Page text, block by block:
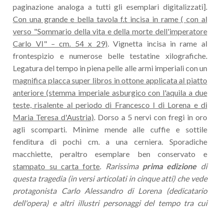
paginazione analoga a tutti gli esemplari digitalizzati].
Con una grande e bella tavola f.t incisa in rame ( con al
verso "Sommario della vita e della morte dell'imperatore
Carlo VI" – cm. 54 x 29). Vignetta incisa in rame al
frontespizio e numerose belle testatine xilografiche.
Legatura del tempo in piena pelle alle armi imperiali con un
magnifica placca super libros in ottone applicata al piatto
anteriore (stemma imperiale asburgico con l'aquila a due
teste, risalente al periodo di Francesco I di Lorena e di
Maria Teresa d'Austria). Dorso a 5 nervi con fregi in oro
agli scomparti. Minime mende alle cuffie e sottile
fenditura di pochi cm. a una cerniera. Sporadiche
macchiette, peraltro esemplare ben conservato e
stampato su carta forte. Rarissima prima edizionedi
questa tragedia (in versi articolati in cinque atti) che vede
protagonista Carlo Alessandro di Lorena (dedicatario
dell'opera) e altri illustri personaggi del tempo tra cui